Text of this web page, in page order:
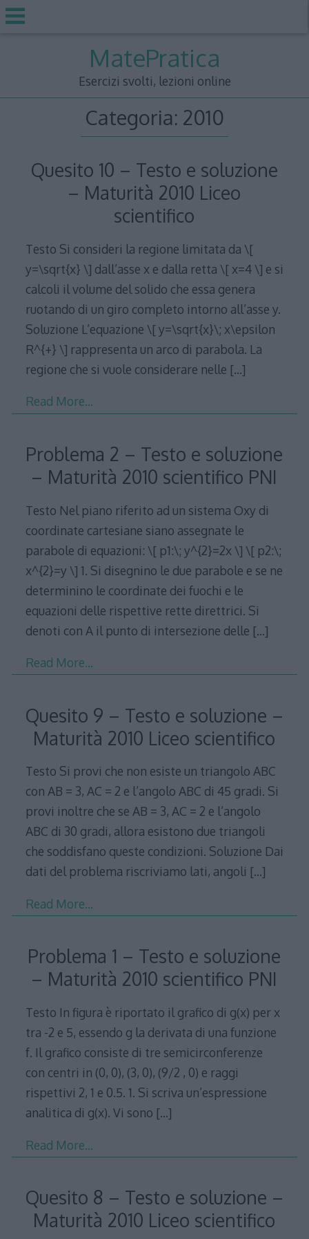
MatePratica
Esercizi svolti, lezioni online
Categoria: 2010
Quesito 10 – Testo e soluzione
– Maturità 2010 Liceo
scientifico
Testo Si consideri la regione limitata da \[
y=\sqrt{x} \] dall’asse x e dalla retta \[ x=4 \] e si
calcoli il volume del solido che essa genera
ruotando di un giro completo intorno all’asse y.
Soluzione L’equazione \[ y=\sqrt{x}\; x\epsilon
R^{+} \] rappresenta un arco di parabola. La
regione che si vuole considerare nelle […]
Read More…
Problema 2 – Testo e soluzione
– Maturità 2010 scientifico PNI
Testo Nel piano riferito ad un sistema Oxy di
coordinate cartesiane siano assegnate le
parabole di equazioni: \[ p1:\; y^{2}=2x \] \[ p2:\;
x^{2}=y \] 1. Si disegnino le due parabole e se ne
determinino le coordinate dei fuochi e le
equazioni delle rispettive rette direttrici. Si
denoti con A il punto di intersezione delle […]
Read More…
Quesito 9 – Testo e soluzione –
Maturità 2010 Liceo scientifico
Testo Si provi che non esiste un triangolo ABC
con AB = 3, AC = 2 e l’angolo ABC di 45 gradi. Si
provi inoltre che se AB = 3, AC = 2 e l’angolo
ABC di 30 gradi, allora esistono due triangoli
che soddisfano queste condizioni. Soluzione Dai
dati del problema riscriviamo lati, angoli […]
Read More…
Problema 1 – Testo e soluzione
– Maturità 2010 scientifico PNI
Testo In figura è riportato il grafico di g(x) per x
tra -2 e 5, essendo g la derivata di una funzione
f. Il grafico consiste di tre semicirconferenze
con centri in (0, 0), (3, 0), (9/2 , 0) e raggi
rispettivi 2, 1 e 0.5. 1. Si scriva un’espressione
analitica di g(x). Vi sono […]
Read More…
Quesito 8 – Testo e soluzione –
Maturità 2010 Liceo scientifico